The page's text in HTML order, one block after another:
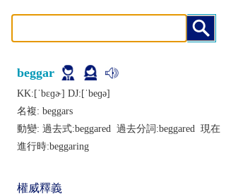
beggar
KK:[ˈbɛɡɚ] DJ:[ˈbеɡǝ]
名複: beggars
動變: 過去式:beggared 過去分詞:beggared 現在
進行時:beggaring
權威釋義